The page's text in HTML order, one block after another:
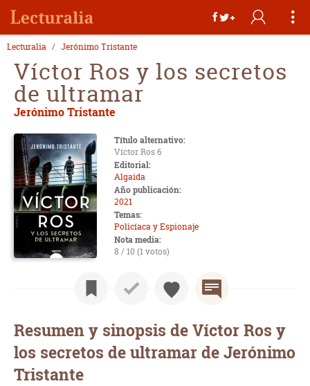
Lecturalia Jerónimo Tristante
Víctor Ros y los secretos
de ultramar
Jerónimo Tristante
Título alternativo:
Víctor Ros 6
Editorial:
Algaida
Año publicación:
2021
Temas:
Policíaca y Espionaje
Nota media:
8 / 10 (1 votos)
Resumen y sinopsis de Víctor Ros y
los secretos de ultramar de Jerónimo
Tristante